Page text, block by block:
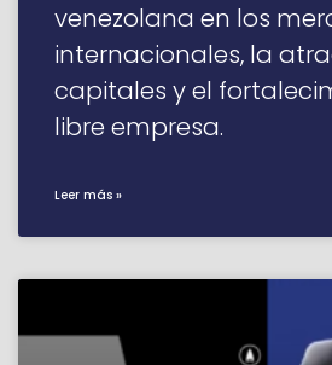
venezolana en los
internacionales, la
capitales y el
libre empresa.
Leer más »